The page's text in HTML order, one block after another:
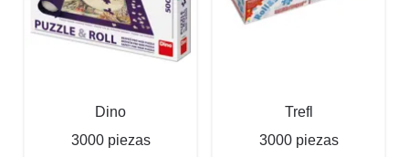
Dino
3000 piezas
Trefl
3000 piezas